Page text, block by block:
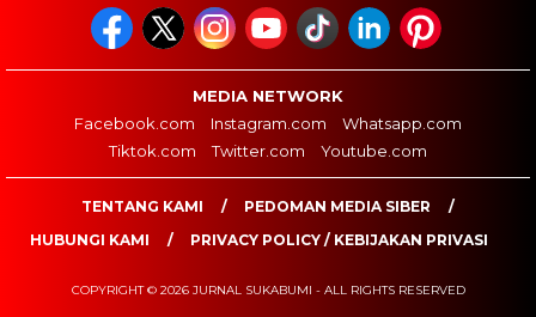
MEDIA NETWORK
Facebook.com
Instagram.com
Whatsapp.com
Tiktok.com
Twitter.com Youtube.com
TENTANG KAMI
PEDOMAN MEDIA SIBER
HUBUNGI KAMI
PRIVACY POLICY / KEBIJAKAN PRIVASI
COPYRIGHT © 2026 JURNAL SUKABUMI - ALL RIGHTS RESERVED